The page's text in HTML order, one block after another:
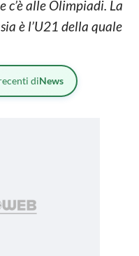
c’è alle Olimpiadi. La
è l’U21 della quale
diNews